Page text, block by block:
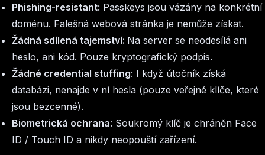
Phishing-resistant: Passkeys jsou vázány na konkrétní
doménu. Falešná webová stránka je nemůže získat.
Žádná sdílená tajemství: Na server se neodesílá ani
heslo, ani kód. Pouze kryptografický podpis.
Žádné credential stuffing: I když útočník získá
databázi, nenajde v ní hesla (pouze veřejné klíče, které
jsou bezcenné).
Biometrická ochrana: Soukromý klíč je chráněn Face
ID / Touch ID a nikdy neopouští zařízení.